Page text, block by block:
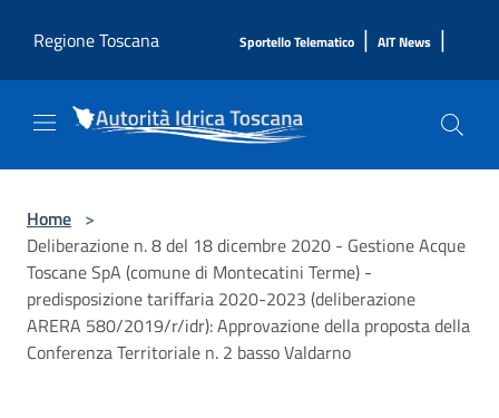
Regione Toscana
Sportello Telematico | AIT News |
Home >
Deliberazione n. 8 del 18 dicembre 2020 - Gestione Acque
Toscane SpA (comune di Montecatini Terme) -
predisposizione tariffaria 2020-2023 (deliberazione
ARERA 580/2019/r/idr): Approvazione della proposta della
Conferenza Territoriale n. 2 basso Valdarno